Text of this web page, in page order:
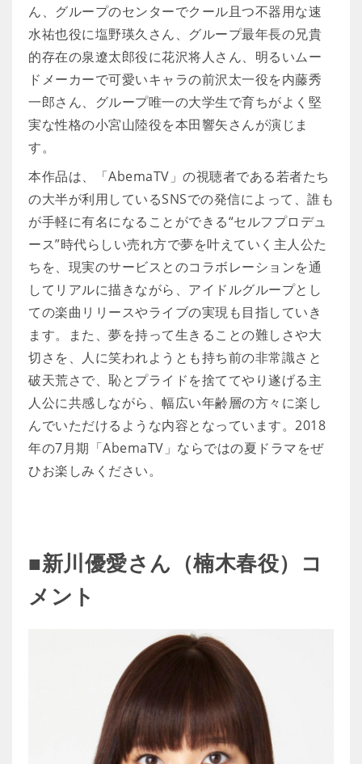
ん、グループのセンターでクール且つ不器用な速
水祐也役に塩野瑛久さん、グループ最年長の兄貴
的存在の泉遼太郎役に花沢将人さん、明るいムー
ドメーカーで可愛いキャラの前沢太一役を内藤秀
一郎さん、グループ唯一の大学生で育ちがよく堅
実な性格の小宮山陸役を本田響矢さんが演じま
す。
本作品は、「AbemaTV」の視聴者である若者たち
の大半が利用しているSNSでの発信によって、誰も
が手軽に有名になることができる“セルフプロデュ
ース”時代らしい売れ方で夢を叶えていく主人公た
ちを、現実のサービスとのコラボレーションを通
してリアルに描きながら、アイドルグループとし
ての楽曲リリースやライブの実現も目指していき
ます。また、夢を持って生きることの難しさや大
切さを、人に笑われようとも持ち前の非常識さと
破天荒さで、恥とプライドを捨ててやり遂げる主
人公に共感しながら、幅広い年齢層の方々に楽し
んでいただけるような内容となっています。2018
年の7月期「AbemaTV」ならではの夏ドラマをぜ
ひお楽しみください。
■新川優愛さん（楠木春役）コ
メント